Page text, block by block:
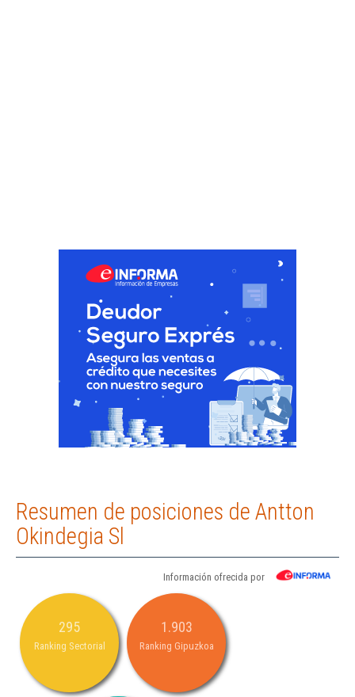
Resumen de posiciones de Antton
Okindegia Sl
Información ofrecida por
295
Ranking Sectorial
1.903
Ranking Gipuzkoa